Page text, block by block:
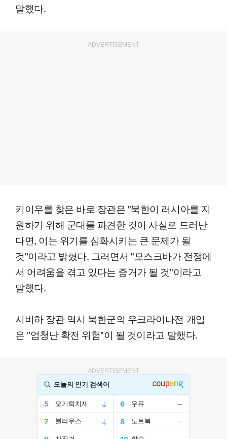
말했다.
ADVERTISEMENT
키이우를 찾은 바로 장관은 "북한이 러시아를 지
원하기 위해 군대를 파견한 것이 사실로 드러난
다면, 이는 위기를 심화시키는 큰 문제가 될
것"이라고 밝혔다. 그러면서 "모스크바가 전쟁에
서 어려움을 겪고 있다는 증거가 될 것"이라고
말했다.
시비하 장관 역시 북한군의 우크라이나전 개입
은 "엄청난 확전 위험"이 될 것이라고 말했다.
ADVERTISEMENT